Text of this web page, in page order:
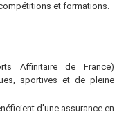
et formations.
Affinitaire de France)
sportives et de pleine
d'une assurance en